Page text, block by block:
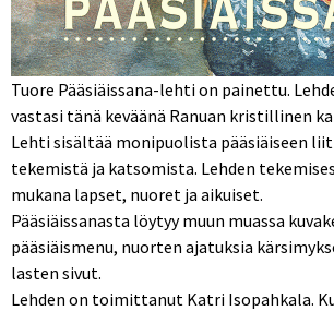
Tuore Pääsiäissana-lehti on painettu.
vastasi tänä keväänä Ranuan kristillinen
Lehti sisältää monipuolista pääsiäiseen
tekemistä ja katsomista. Lehden
mukana lapset, nuoret ja aikuiset.
Pääsiäissanasta löytyy muun muassa
pääsiäismenu, nuorten ajatuksia
lasten sivut.
Lehden on toimittanut Katri Isopahkala.